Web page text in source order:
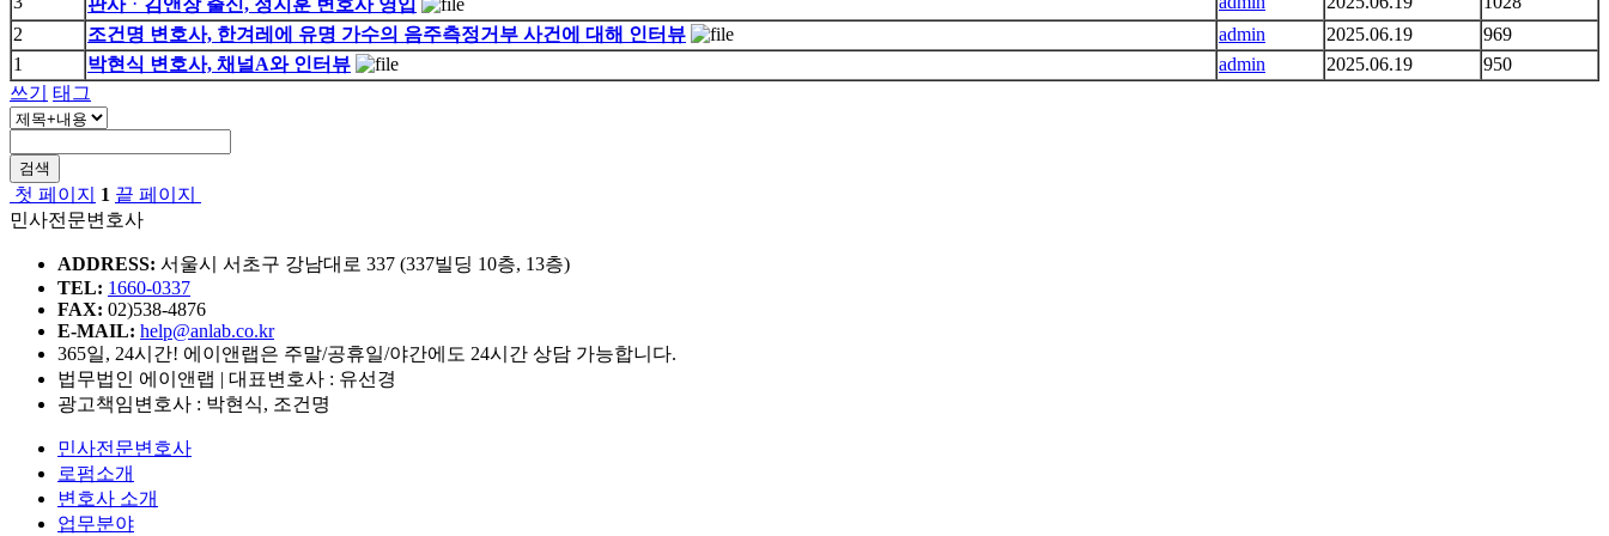
2
조건명 변호사, 한겨레에 유명 가수의 음주측정거부 사건에 대해 인터뷰 admin 2025.06.19
969
1
박현식 변호사, 채널A와 인터뷰 admin 2025.06.19
950
쓰기
태그
검색
첫 페이지 1 끝 페이지
민사전문변호사
ADDRESS: 서울시 서초구 강남대로 337 (337빌딩 10층, 13층)
TEL: 1660-0337
FAX: 02)538-4876
E-MAIL: help@anlab.co.kr
365일, 24시간! 에이앤랩은 주말/공휴일/야간에도 24시간 상담 가능합니다.
법무법인 에이앤랩 | 대표변호사 : 유선경
광고책임변호사 : 박현식, 조건명
민사전문변호사
로펌소개
변호사 소개
업무분야